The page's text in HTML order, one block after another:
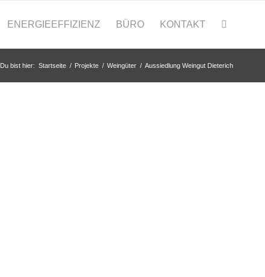
ENERGIEEFFIZIENZ BÜRO KONTAKT
Du bist hier: Startseite / Projekte / Weingüter / Aussiedlung Weingut Dieterich